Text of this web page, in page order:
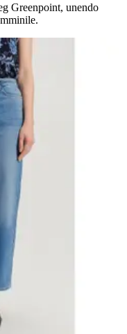
Greenpoint, unendo